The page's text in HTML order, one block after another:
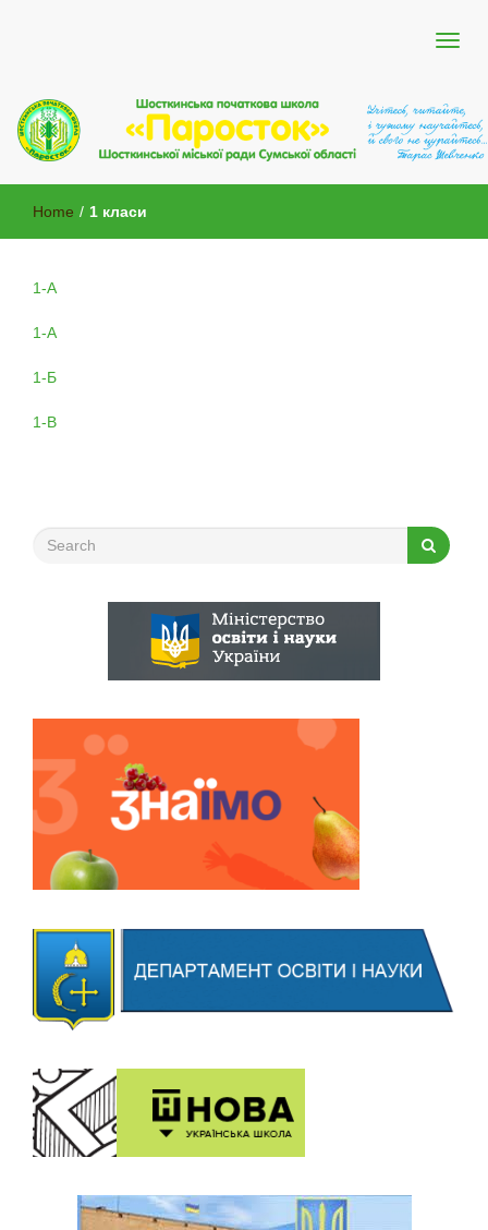
Шосткинська початкова школа
"Паросток"
Home / 1 класи
1-А
1-А
1-Б
1-В